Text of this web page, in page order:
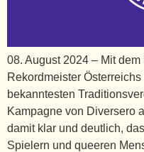
08. August 2024 – Mit
Rekordmeister
bekanntesten
Kampagne von Diversero
damit klar und deutlich,
Spielern und queeren